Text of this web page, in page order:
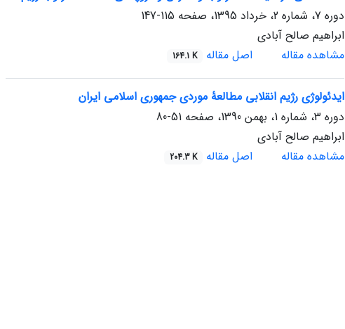
دوره 7، شماره 2، خرداد 1395، صفحه
115-147
ابراهیم صالح آبادی
مشاهده مقاله
اصل مقاله 164.1 K
ایدئولوژی رژیم انقلابی مطالعۀ موردی جمهوری اسلامی ایران
دوره 3، شماره 1، بهمن 1390، صفحه
51-80
ابراهیم صالح آبادی
مشاهده مقاله
اصل مقاله 204.3 K